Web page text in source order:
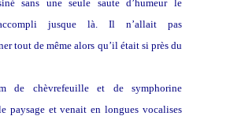
sans une seule saute d’humeur le
jusque là. Il n’allait pas
tout de même alors qu’il était si près du
de chèvrefeuille et de symphorine
paysage et venait en longues vocalises